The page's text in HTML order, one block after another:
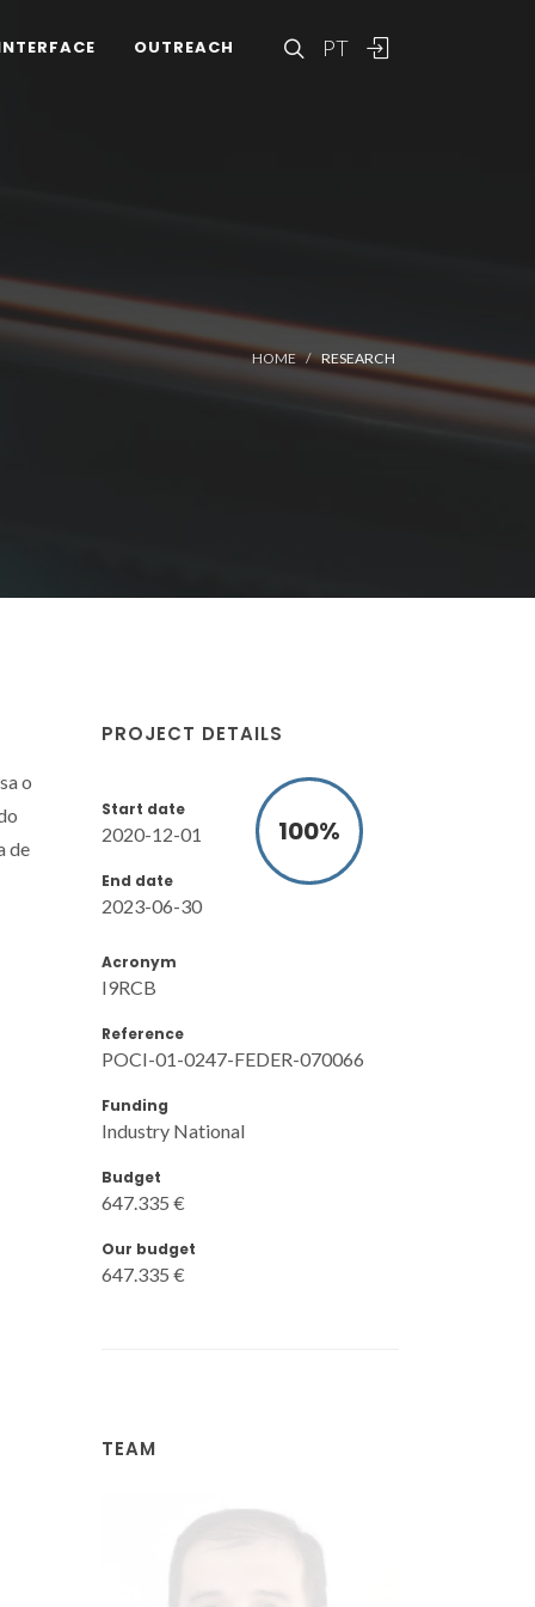
PT
OUTREACH
HOME RESEARCH
PROJECT DETAILS
Start date
2020-12-01
End date
2023-06-30
100%
Acronym
I9RCB
Reference
POCI-01-0247-FEDER-070066
Funding
Industry National
Budget
647.335 €
Our budget
647.335 €
TEAM
o
de